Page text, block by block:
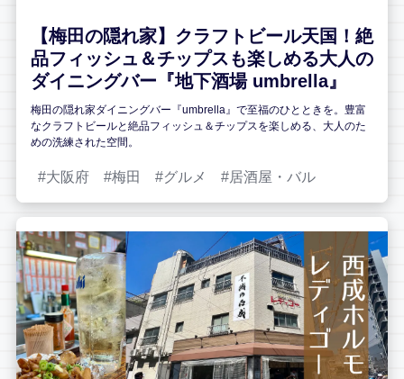
【梅田の隠れ家】クラフトビール天国！絶
品フィッシュ＆チップスも楽しめる大人の
ダイニングバー『地下酒場 umbrella』
梅田の隠れ家ダイニングバー『umbrella』で至福のひとときを。豊富
なクラフトビールと絶品フィッシュ＆チップスを楽しめる、大人のた
めの洗練された空間。
大阪府 梅田 グルメ 居酒屋・バル